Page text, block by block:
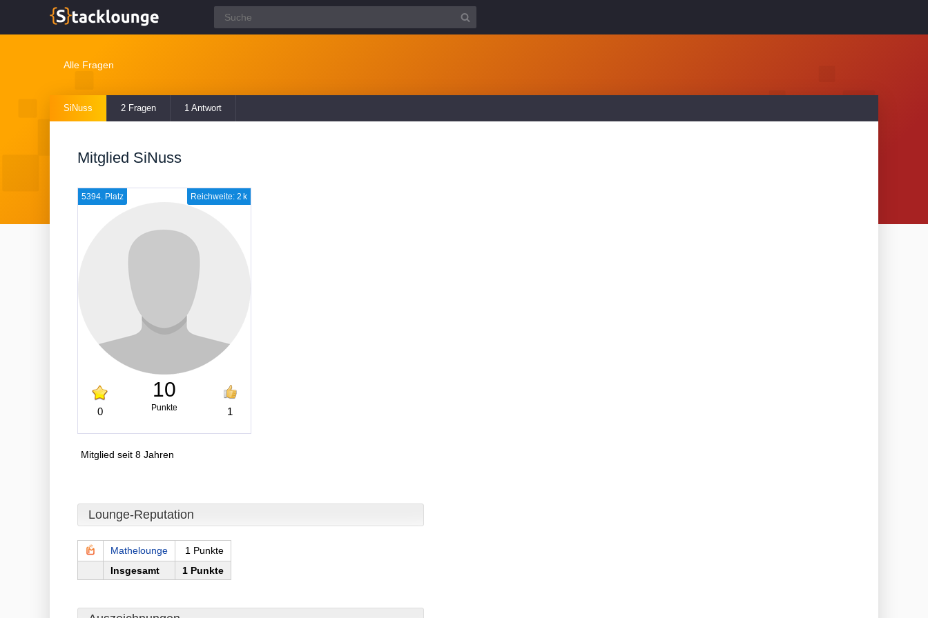
Alle Fragen
SiNuss 2 Fragen 1 Antwort
Mitglied SiNuss
Reichweite: 2 k
5394. Platz
0
10
Punkte 1
Mitglied seit 8 Jahren
Lounge-Reputation
Mathelounge
1 Punkte
Insgesamt
1 Punkte